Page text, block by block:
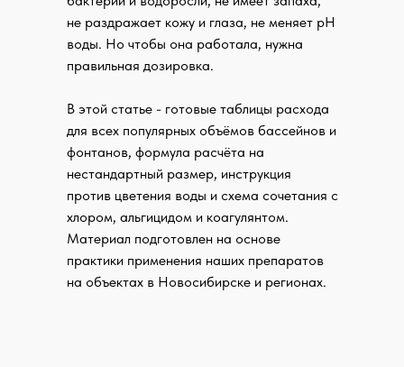
не раздражает кожу и глаза, не меняет pH
воды. Но чтобы она работала, нужна
правильная дозировка.
В этой статье - готовые таблицы расхода
для всех популярных объёмов бассейнов и
фонтанов, формула расчёта на
нестандартный размер, инструкция
против цветения воды и схема сочетания с
хлором, альгицидом и коагулянтом.
Материал подготовлен на основе
практики применения наших препаратов
на объектах в Новосибирске и регионах.